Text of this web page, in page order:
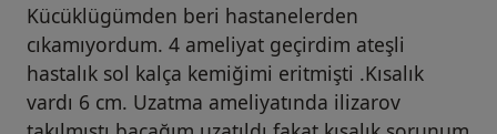
Kücüklügümden beri hastanelerden
cıkamıyordum. 4 ameliyat geçirdim ateşli
hastalık sol kalça kemiğimi eritmişti .Kısalık
vardı 6 cm. Uzatma ameliyatında ilizarov